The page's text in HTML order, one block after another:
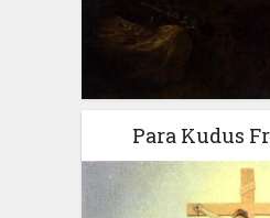
Para Kudus